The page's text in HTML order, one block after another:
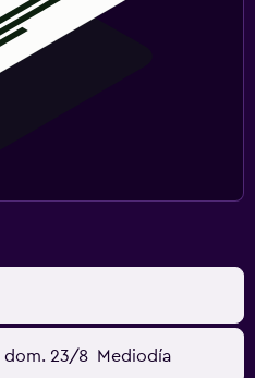
dom. 23/8 Mediodía